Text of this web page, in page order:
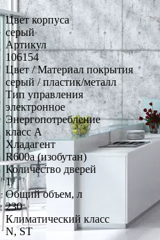
Цвет корпуса
серый
Артикул
106154
Цвет / Материал покрытия
серый / пластик/металл
Тип управления
электронное
Энергопотребление
класс A
Хладагент
R600a (изобутан)
Количество дверей
1
Общий объем, л
230
Климатический класс
N, ST